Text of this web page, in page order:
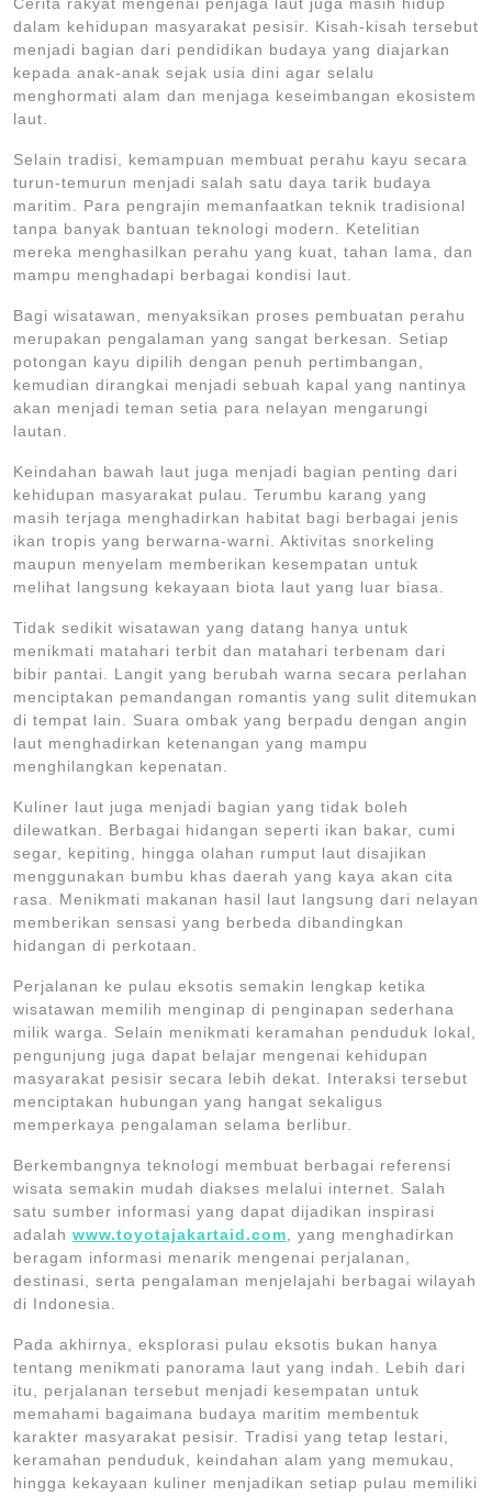
dalam kehidupan masyarakat pesisir. Kisah-kisah tersebut
menjadi bagian dari pendidikan budaya yang diajarkan
kepada anak-anak sejak usia dini agar selalu
menghormati alam dan menjaga keseimbangan ekosistem
laut.
Selain tradisi, kemampuan membuat perahu kayu secara
turun-temurun menjadi salah satu daya tarik budaya
maritim. Para pengrajin memanfaatkan teknik tradisional
tanpa banyak bantuan teknologi modern. Ketelitian
mereka menghasilkan perahu yang kuat, tahan lama, dan
mampu menghadapi berbagai kondisi laut.
Bagi wisatawan, menyaksikan proses pembuatan perahu
merupakan pengalaman yang sangat berkesan. Setiap
potongan kayu dipilih dengan penuh pertimbangan,
kemudian dirangkai menjadi sebuah kapal yang nantinya
akan menjadi teman setia para nelayan mengarungi
lautan.
Keindahan bawah laut juga menjadi bagian penting dari
kehidupan masyarakat pulau. Terumbu karang yang
masih terjaga menghadirkan habitat bagi berbagai jenis
ikan tropis yang berwarna-warni. Aktivitas snorkeling
maupun menyelam memberikan kesempatan untuk
melihat langsung kekayaan biota laut yang luar biasa.
Tidak sedikit wisatawan yang datang hanya untuk
menikmati matahari terbit dan matahari terbenam dari
bibir pantai. Langit yang berubah warna secara perlahan
menciptakan pemandangan romantis yang sulit ditemukan
di tempat lain. Suara ombak yang berpadu dengan angin
laut menghadirkan ketenangan yang mampu
menghilangkan kepenatan.
Kuliner laut juga menjadi bagian yang tidak boleh
dilewatkan. Berbagai hidangan seperti ikan bakar, cumi
segar, kepiting, hingga olahan rumput laut disajikan
menggunakan bumbu khas daerah yang kaya akan cita
rasa. Menikmati makanan hasil laut langsung dari nelayan
memberikan sensasi yang berbeda dibandingkan
hidangan di perkotaan.
Perjalanan ke pulau eksotis semakin lengkap ketika
wisatawan memilih menginap di penginapan sederhana
milik warga. Selain menikmati keramahan penduduk lokal,
pengunjung juga dapat belajar mengenai kehidupan
masyarakat pesisir secara lebih dekat. Interaksi tersebut
menciptakan hubungan yang hangat sekaligus
memperkaya pengalaman selama berlibur.
Berkembangnya teknologi membuat berbagai referensi
wisata semakin mudah diakses melalui internet. Salah
satu sumber informasi yang dapat dijadikan inspirasi
adalah www.toyotajakartaid.com , yang menghadirkan
beragam informasi menarik mengenai perjalanan,
destinasi, serta pengalaman menjelajahi berbagai wilayah
di Indonesia.
Pada akhirnya, eksplorasi pulau eksotis bukan hanya
tentang menikmati panorama laut yang indah. Lebih dari
itu, perjalanan tersebut menjadi kesempatan untuk
memahami bagaimana budaya maritim membentuk
karakter masyarakat pesisir. Tradisi yang tetap lestari,
keramahan penduduk, keindahan alam yang memukau,
hingga kekayaan kuliner menjadikan setiap pulau memiliki